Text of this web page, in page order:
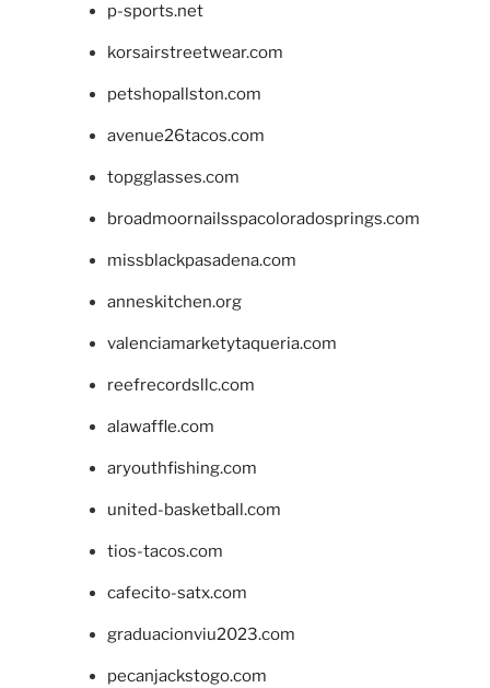
p-sports.net
korsairstreetwear.com
petshopallston.com
avenue26tacos.com
topgglasses.com
broadmoornailsspacoloradosprings.com
missblackpasadena.com
anneskitchen.org
valenciamarketytaqueria.com
reefrecordsllc.com
alawaffle.com
aryouthfishing.com
united-basketball.com
tios-tacos.com
cafecito-satx.com
graduacionviu2023.com
pecanjackstogo.com